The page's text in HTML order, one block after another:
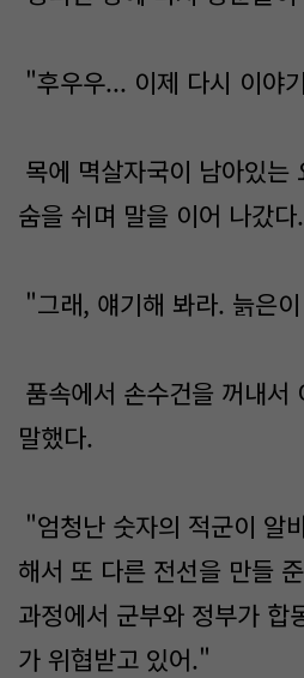
"후우우... 이제 다시 이야
목에 멱살자국이 남아있는
숨을 쉬며 말을 이어 나갔다.
"그래, 얘기해 봐라. 늙은
품속에서 손수건을 꺼내서
말했다.
"엄청난 숫자의 적군이 알
해서 또 다른 전선을 만들
과정에서 군부와 정부가 합
가 위협받고 있어."